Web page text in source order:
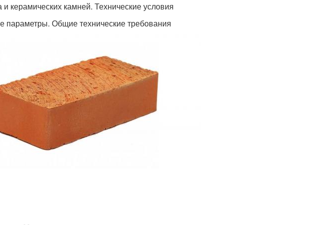
керамических камней. Технические условия
Общие технические требования